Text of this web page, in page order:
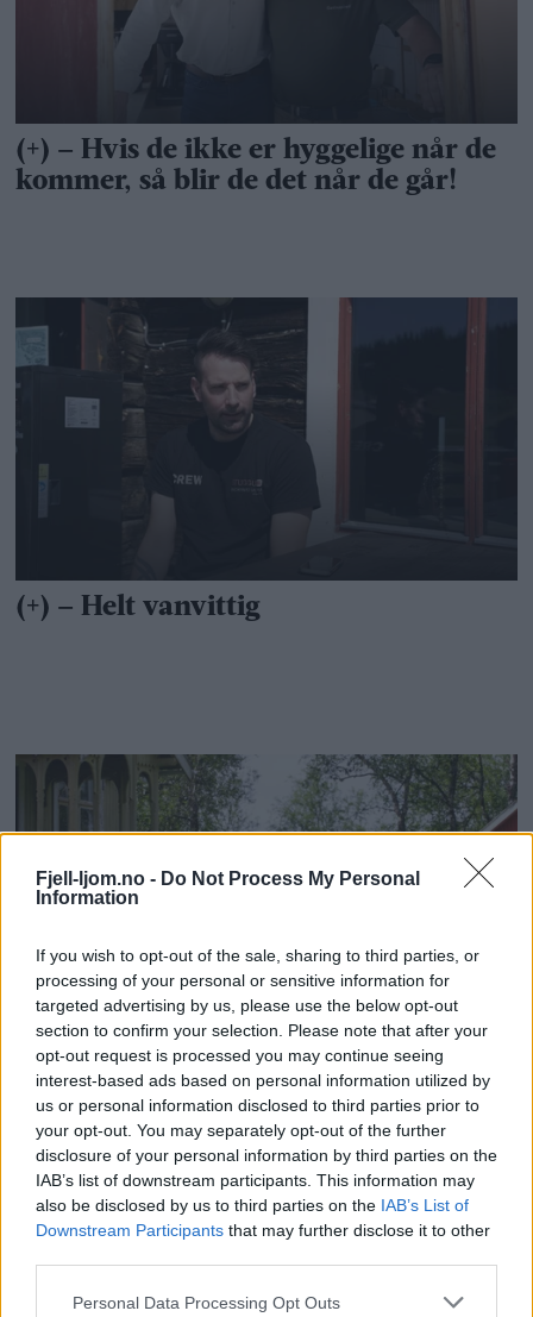
Fjell-ljom.no - Do Not Process My Personal
Information
If you wish to opt-out of the sale, sharing to third parties, or
processing of your personal or sensitive information for
targeted advertising by us, please use the below opt-out
section to confirm your selection. Please note that after your
opt-out request is processed you may continue seeing
interest-based ads based on personal information utilized by
us or personal information disclosed to third parties prior to
your opt-out. You may separately opt-out of the further
disclosure of your personal information by third parties on the
IAB’s list of downstream participants. This information may
also be disclosed by us to third parties on the IAB’s List of
Downstream Participants that may further disclose it to other
Personal Data Processing Opt Outs